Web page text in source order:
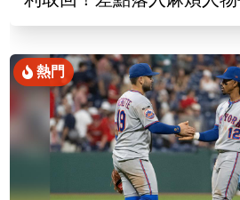
熱門